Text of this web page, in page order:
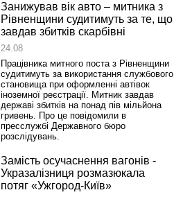
Занижував вік авто – митника з
Рівненщини судитимуть за те, що
завдав збитків скарбівні
24.08
Працівника митного поста з Рівненщини
судитимуть за використання службового
становища при оформленні автівок
іноземної реєстрації. Митник завдав
державі збитків на понад пів мільйона
гривень. Про це повідомили в
пресслужбі Державного бюро
розслідувань.
Замість осучаснення вагонів ‑
Укразалізниця розмазюкала
потяг «Ужгород‑Київ»